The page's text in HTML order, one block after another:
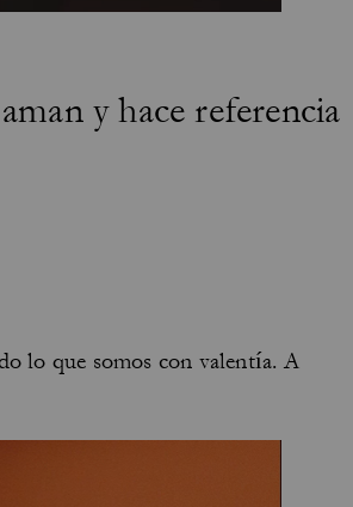
y hace referencia
lo que somos con valentía. A